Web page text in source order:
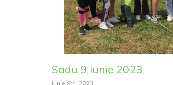
Sadu 9 iunie 2023
iunie 9th, 2023